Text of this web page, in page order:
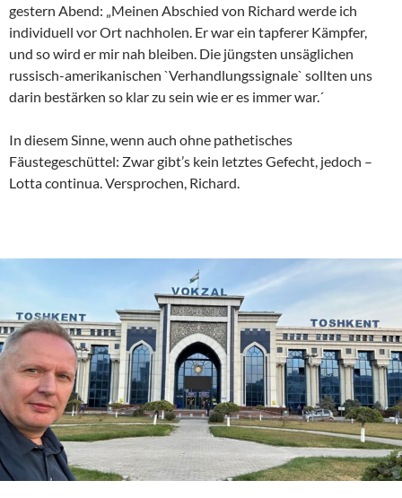
gestern Abend: „Meinen Abschied von Richard werde ich
individuell vor Ort nachholen. Er war ein tapferer Kämpfer,
und so wird er mir nah bleiben. Die jüngsten unsäglichen
russisch-amerikanischen `Verhandlungssignale` sollten uns
darin bestärken so klar zu sein wie er es immer war.´
In diesem Sinne, wenn auch ohne pathetisches
Fäustegeschüttel: Zwar gibt’s kein letztes Gefecht, jedoch –
Lotta continua. Versprochen, Richard.